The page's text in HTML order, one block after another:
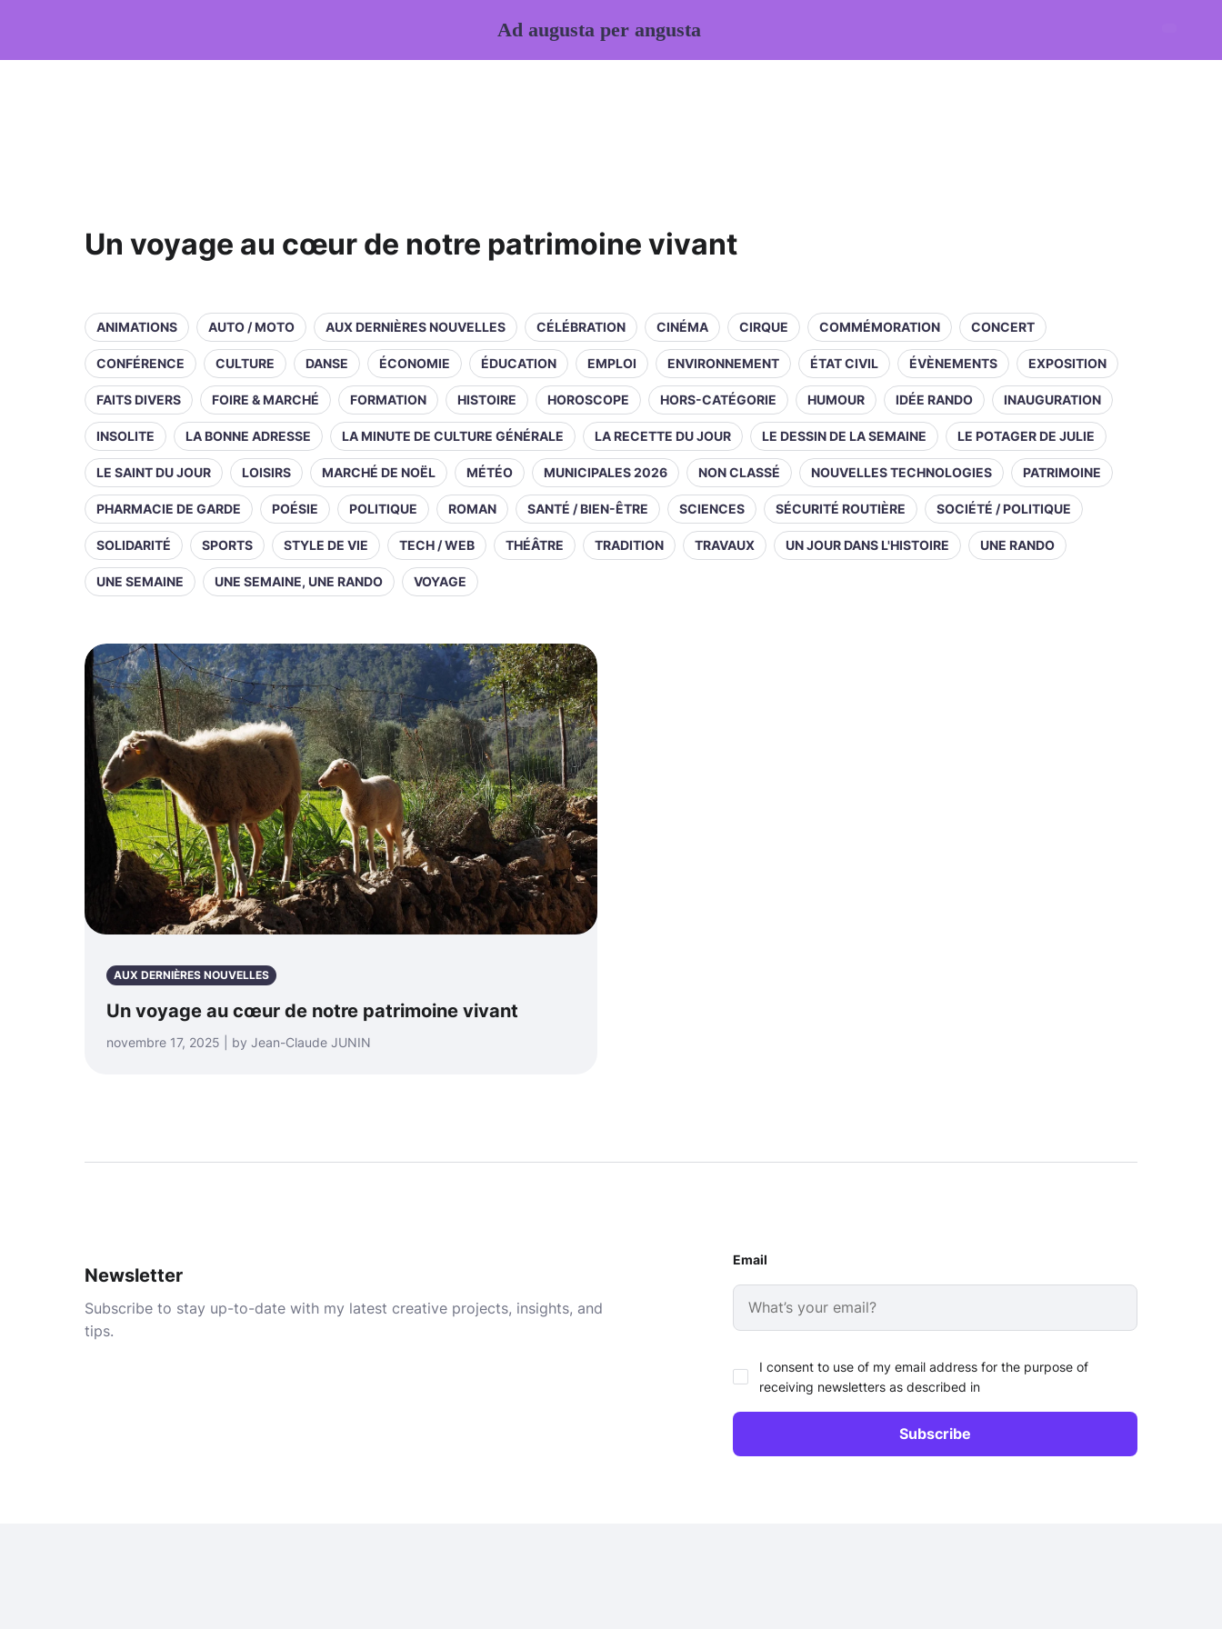
Un voyage au cœur de notre patrimoine vivant
ANIMATIONS AUTO / MOTO AUX DERNIÈRES NOUVELLES CÉLÉBRATION CINÉMA CIRQUE COMMÉMORATION CONCERT
CONFÉRENCE CULTURE DANSE ÉCONOMIE ÉDUCATION EMPLOI ENVIRONNEMENT ÉTAT CIVIL ÉVÈNEMENTS EXPOSITION
FAITS DIVERS FOIRE & MARCHÉ FORMATION HISTOIRE HOROSCOPE HORS-CATÉGORIE HUMOUR IDÉE RANDO INAUGURATION
INSOLITE LA BONNE ADRESSE LA MINUTE DE CULTURE GÉNÉRALE LA RECETTE DU JOUR LE DESSIN DE LA SEMAINE LE POTAGER DE JULIE
LE SAINT DU JOUR LOISIRS MARCHÉ DE NOËL MÉTÉO MUNICIPALES 2026 NON CLASSÉ NOUVELLES TECHNOLOGIES PATRIMOINE
PHARMACIE DE GARDE POÉSIE POLITIQUE ROMAN SANTÉ / BIEN-ÊTRE SCIENCES SÉCURITÉ ROUTIÈRE SOCIÉTÉ / POLITIQUE
SOLIDARITÉ SPORTS STYLE DE VIE TECH / WEB THÉÂTRE TRADITION TRAVAUX UN JOUR DANS L'HISTOIRE UNE RANDO
UNE SEMAINE UNE SEMAINE, UNE RANDO VOYAGE
AUX DERNIÈRES NOUVELLES
Un voyage au cœur de notre patrimoine vivant
novembre 17, 2025 | by Jean-Claude JUNIN
Newsletter
Subscribe to stay up-to-date with my latest creative projects, insights, and
tips.
Email
I consent to use of my email address for the purpose of
receiving newsletters as described in
Ad augusta per angusta